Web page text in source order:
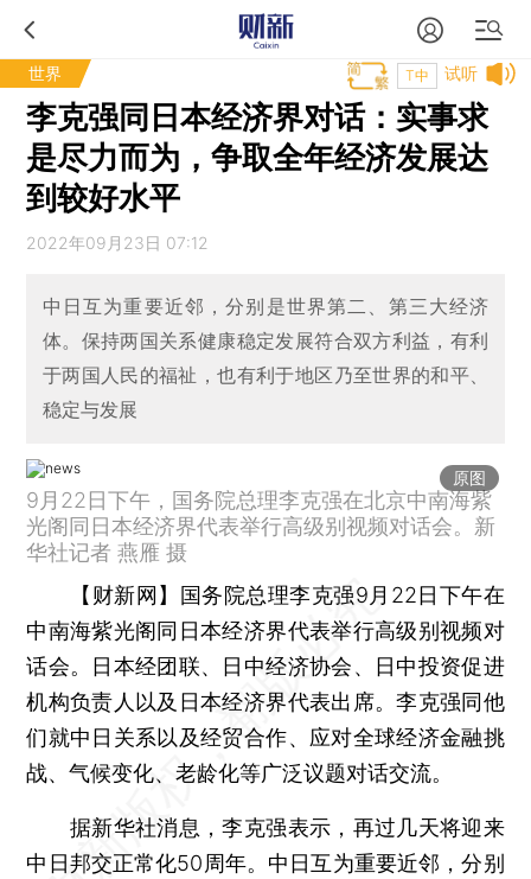
世界 试听
T中
李克强同日本经济界对话：实事求
是尽力而为，争取全年经济发展达
到较好水平
2022年09月23日 07:12
中日互为重要近邻，分别是世界第二、第三大经济
体。保持两国关系健康稳定发展符合双方利益，有利
于两国人民的福祉，也有利于地区乃至世界的和平、
稳定与发展
原图
9月22日下午，国务院总理李克强在北京中南海紫
光阁同日本经济界代表举行高级别视频对话会。新
华社记者 燕雁 摄
【财新网】
国务院总理李克强9月22日下午在
中南海紫光阁同日本经济界代表举行高级别视频对
话会。日本经团联、日中经济协会、日中投资促进
机构负责人以及日本经济界代表出席。李克强同他
们就中日关系以及经贸合作、应对全球经济金融挑
战、气候变化、老龄化等广泛议题对话交流。
据新华社消息，李克强表示，再过几天将迎来
中日邦交正常化50周年。中日互为重要近邻，分别